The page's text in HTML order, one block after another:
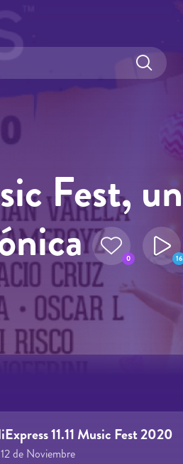
Fest, un
0 16
de Noviembre
11.11 Music Fest 2020